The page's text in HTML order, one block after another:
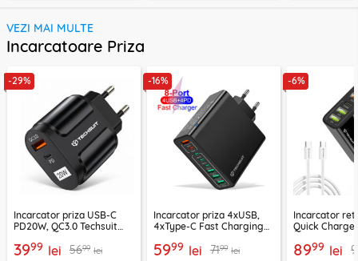
VEZI MAI MULTE
Incarcatoare Priza
-29%
Incarcator priza USB-C
PD20W, QC3.0 Techsuit
CHPD038
3999 lei 5699 lei
-16%
Incarcator priza 4xUSB,
4xType-C Fast Charging
negru, CHPD224
5999 lei 7199 lei
-6%
Incarcator
Quick Charge
CHC2
8999 lei